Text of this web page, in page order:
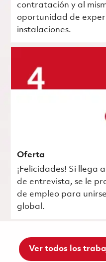
contratación y al
oportunidad de
instalaciones.
Oferta
¡Felicidades! Si llega
de entrevista, se le
de empleo para
global.
Ver todos los